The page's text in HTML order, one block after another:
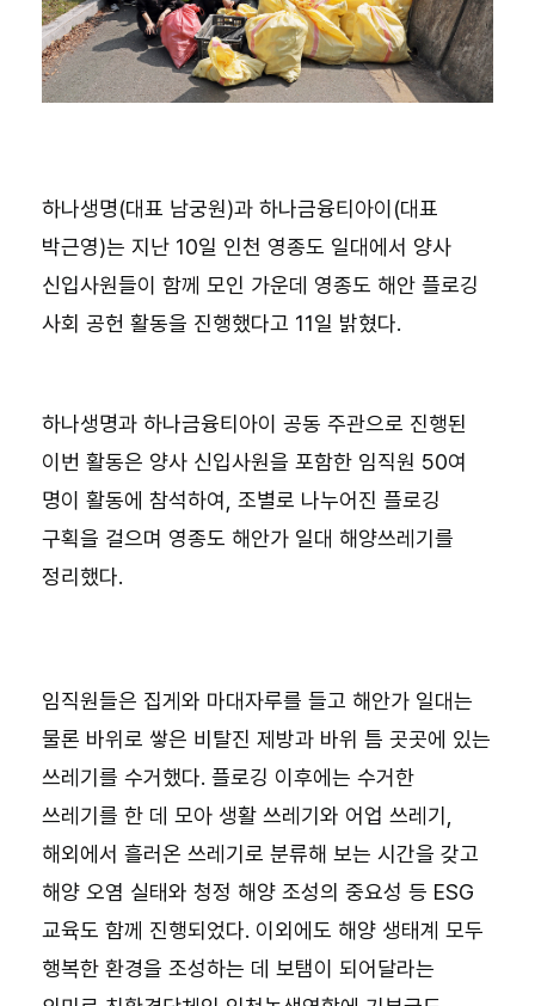
하나생명(대표 남궁원)과 하나금융티아이(대표
박근영)는 지난 10일 인천 영종도 일대에서 양사
신입사원들이 함께 모인 가운데 영종도 해안 플로깅
사회 공헌 활동을 진행했다고 11일 밝혔다.
하나생명과 하나금융티아이 공동 주관으로 진행된
이번 활동은 양사 신입사원을 포함한 임직원 50여
명이 활동에 참석하여, 조별로 나누어진 플로깅
구획을 걸으며 영종도 해안가 일대 해양쓰레기를
정리했다.
임직원들은 집게와 마대자루를 들고 해안가 일대는
물론 바위로 쌓은 비탈진 제방과 바위 틈 곳곳에 있는
쓰레기를 수거했다. 플로깅 이후에는 수거한
쓰레기를 한 데 모아 생활 쓰레기와 어업 쓰레기,
해외에서 흘러온 쓰레기로 분류해 보는 시간을 갖고
해양 오염 실태와 청정 해양 조성의 중요성 등 ESG
교육도 함께 진행되었다. 이외에도 해양 생태계 모두
행복한 환경을 조성하는 데 보탬이 되어달라는